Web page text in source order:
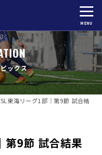
MENU
ックス
東海リーグ1部｜第9節 試合結
第9節 試合結果